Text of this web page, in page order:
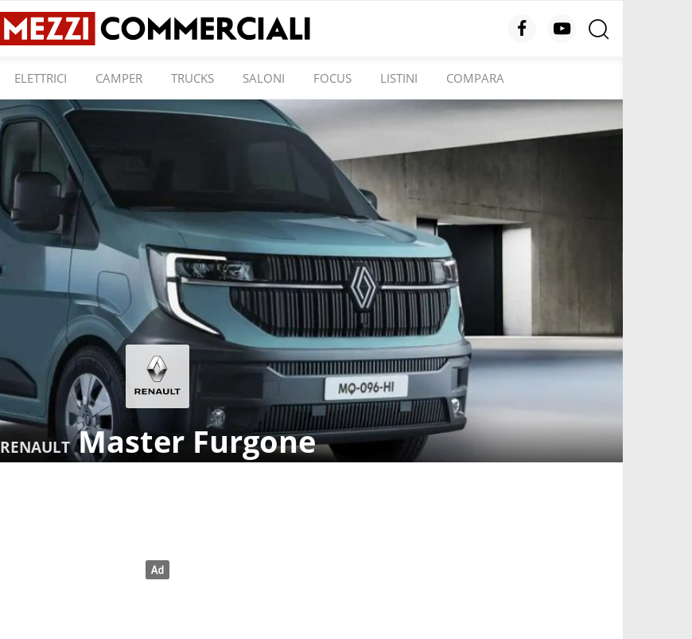
ELETTRICI CAMPER TRUCKS SALONI FOCUS LISTINI COMPARA
RENAULTMaster Furgone